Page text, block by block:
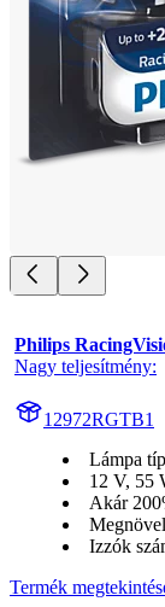
Philips
Nagy teljesítmény:
12972RGTB1
Lámpa
12 V, 55
Akár
Izzók
Termék